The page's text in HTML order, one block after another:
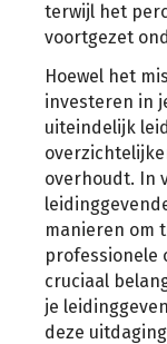
terwijl het
voortgezet
Hoewel het
investeren in
uiteindelijk
overhoudt. In
manieren om
professionele
cruciaal
je
deze